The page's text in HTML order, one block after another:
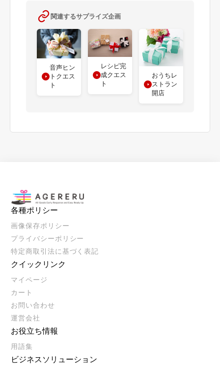
関連するサプライズ企画
音声ヒン
トクエス
ト
レシピ完
成クエス
ト
おうちレ
ストラン
開店
各種ポリシー
画像保存ポリシー
プライバシーポリシー
特定商取引法に基づく表記
クイックリンク
マイページ
カート
お問い合わせ
運営会社
お役立ち情報
用語集
ビジネスソリューション